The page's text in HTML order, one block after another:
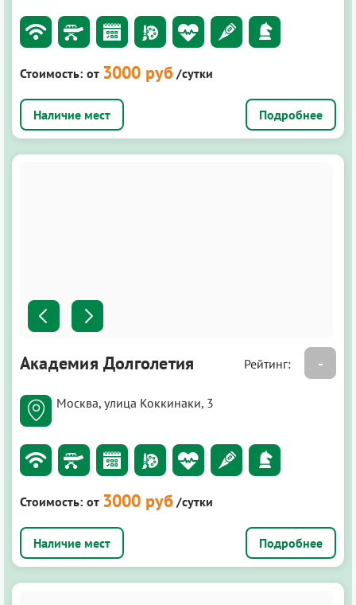
Стоимость: от 3000 руб /сутки
Подробнее
Академия Долголетия Рейтинг: -
Москва, улица Коккинаки, 3
Стоимость: от 3000 руб /сутки
Подробнее